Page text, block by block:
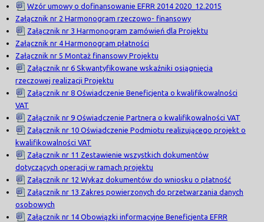
Wzór umowy o dofinansowanie EFRR 2014 2020_12.2015
Załącznik nr 2 Harmonogram rzeczowo- finansowy
Załącznik nr 3 Harmonogram zamówień dla Projektu
Załącznik nr 4 Harmonogram płatności
Załącznik nr 5 Montaż finansowy Projektu
Załącznik nr 6 Skwantyfikowane wskaźniki osiągnięcia
rzeczowej realizacji Projektu
Załącznik nr 8 Oświadczenie Beneficjenta o kwalifikowalności
VAT
Załącznik nr 9 Oświadczenie Partnera o kwalifikowalności VAT
Załącznik nr 10 Oświadczenie Podmiotu realizującego projekt o
kwalifikowalności VAT
Załącznik nr 11 Zestawienie wszystkich dokumentów
dotyczących operacji w ramach projektu
Załącznik nr 12 Wykaz dokumentów do wniosku o płatność
Załącznik nr 13 Zakres powierzonych do przetwarzania danych
osobowych
Załącznik nr 14 Obowiązki informacyjne Beneficjenta EFRR